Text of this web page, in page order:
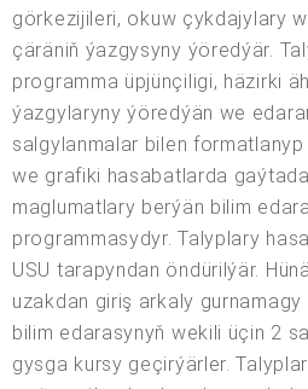
görkezijileri, okuw çykdajylary
çäräniň ýazgysyny ýöredýär.
programma üpjünçiligi, häzirki
ýazgylaryny ýöredýän we
salgylanmalar bilen
we grafiki hasabatlarda
maglumatlary berýän bilim
programmasydyr. Talyplary
USU tarapyndan öndürilýär.
uzakdan giriş arkaly
bilim edarasynyň wekili üçin 2
gysga kursy geçirýärler.